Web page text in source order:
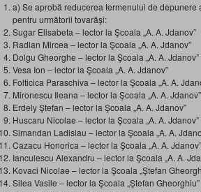
a) Se aprobă reducerea termenului de
pentru următorii tovarăşi:
Sugar Elisabeta – lector la Şcoala „A. A. Jdanov”
Radian Mircea – lector la Şcoala „A. A. Jdanov”
Dolgu Gheorghe – lector la Şcoala „A. A. Jdanov”
Vesa Ion – lector la Şcoala „A. A. Jdanov”
Folticica Paraschiva – lector la Şcoala „A. A.
Mironescu Ileana – lector la Şcoala „A. A. Jdanov”
Erdely Ştefan – lector la Şcoala „A. A. Jdanov”
Huscaru Nicolae – lector la Şcoala „A. A. Jdanov”
Simandan Ladislau – lector la Şcoala „A. A.
Cazacu Honorica – lector la Şcoala „A. A. Jdanov”
Ianculescu Alexandru – lector la Şcoala „A. A.
Kovaci Nicolae – lector la Şcoala „Ştefan
Silea Vasile – lector la Şcoala „Ştefan Gheorghiu”